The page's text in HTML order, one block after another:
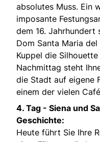
absolutes Muss. Ein
imposante
dem 16. Jahrhundert
Dom Santa Maria
Kuppel die
Nachmittag steht
die Stadt auf eigene
einem der vielen
4. Tag - Siena und
Geschichte:
Heute führt Sie Ihre